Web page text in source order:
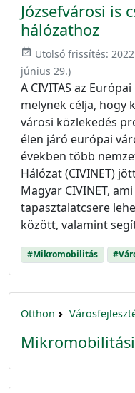
Józsefvárosi is
hálózathoz
event_available Utolsó frissítés:
június 29.)
A CIVITAS az
melynek célja, hogy
városi közlekedés
élen járó európai
években több
Hálózat (CIVINET)
Magyar CIVINET,
tapasztalat­csere
között, valamint
#Mikromobilitás
Otthon